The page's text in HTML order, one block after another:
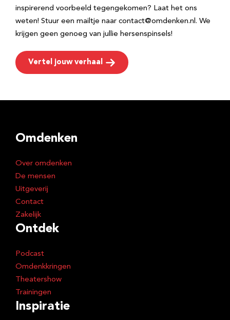
inspirerend voorbeeld tegengekomen? Laat het ons
weten! Stuur een mailtje naar contact@omdenken.nl. We
krijgen geen genoeg van jullie hersenspinsels!
Vertel jouw verhaal
Omdenken
Over omdenken
De mensen
Uitgeverij
Contact
Zakelijk
Ontdek
Podcast
Omdenkkringen
Theatershow
Trainingen
Inspiratie